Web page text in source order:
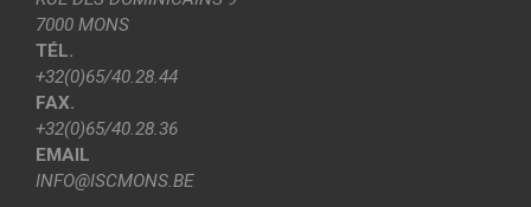
7000 MONS
TÉL.
+32(0)65/40.28.44
FAX.
+32(0)65/40.28.36
EMAIL
INFO@ISCMONS.BE